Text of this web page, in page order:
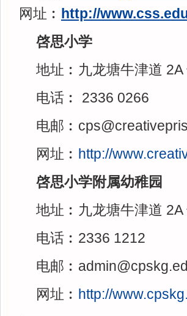
网址︰ http://
啓思小学
地址︰九龙塘牛津道 2A
电话︰ 2336 0266
电邮
网址︰ http://
啓思小学附属幼稚园
地址︰九龙塘牛津道
电话︰2336 1212
电邮
网址︰ http://